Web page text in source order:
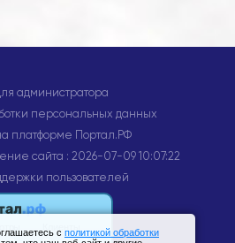
с политикой обработки
администратора
персональных данных
платформе Портал.РФ
сайта : 2026-07-09 10:07:22
пользователей